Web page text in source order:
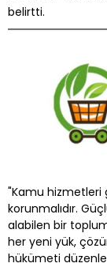
belirtti.
"Kamu hizmetleri
korunmalıdır.
alabilen bir
her yeni yük,
hükümeti